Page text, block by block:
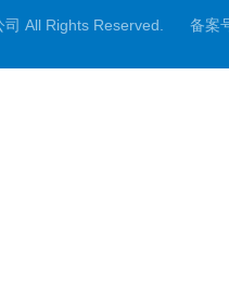
All Rights Reserved. 备案